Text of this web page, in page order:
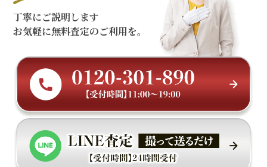
丁寧にご説明します
お気軽に無料査定のご利用を。